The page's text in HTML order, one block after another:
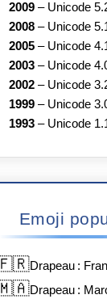
2009 – Unicode
2008 – Unicode
2005 – Unicode
2003 – Unicode
2002 – Unicode
1999 – Unicode
1993 – Unicode
Emoji
Drapeau :
Drapeau :